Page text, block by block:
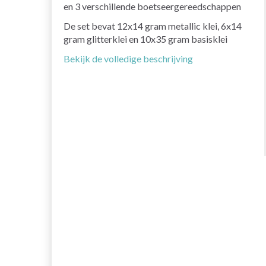
en 3 verschillende boetseergereedschappen
De set bevat 12x14 gram metallic klei, 6x14
gram glitterklei en 10x35 gram basisklei
Bekijk de volledige beschrijving